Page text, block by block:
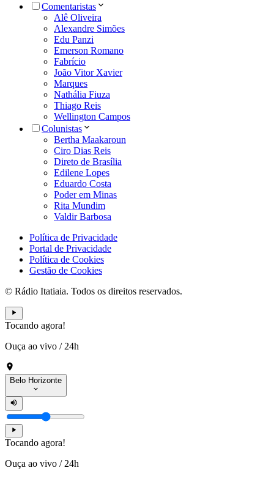
Comentaristas
Alê Oliveira
Alexandre Simões
Edu Panzi
Emerson Romano
Fabrício
João Vitor Xavier
Marques
Nathália Fiuza
Thiago Reis
Wellington Campos
Colunistas
Bertha Maakaroun
Ciro Dias Reis
Direto de Brasília
Edilene Lopes
Eduardo Costa
Poder em Minas
Rita Mundim
Valdir Barbosa
Política de Privacidade
Portal de Privacidade
Política de Cookies
Gestão de Cookies
© Rádio Itatiaia. Todos os direitos reservados.
Tocando agora!
Ouça ao vivo / 24h
Belo Horizonte
Tocando agora!
Ouça ao vivo / 24h